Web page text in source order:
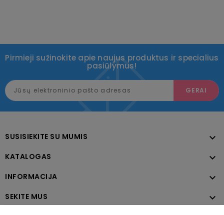
Pirmieji sužinokite apie naujus produktus ir specialius
pasiūlymus!
SUSISIEKITE SU MUMIS 
KATALOGAS 
INFORMACIJA 
SEKITE MUS 